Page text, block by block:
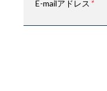
E-mailアドレス *